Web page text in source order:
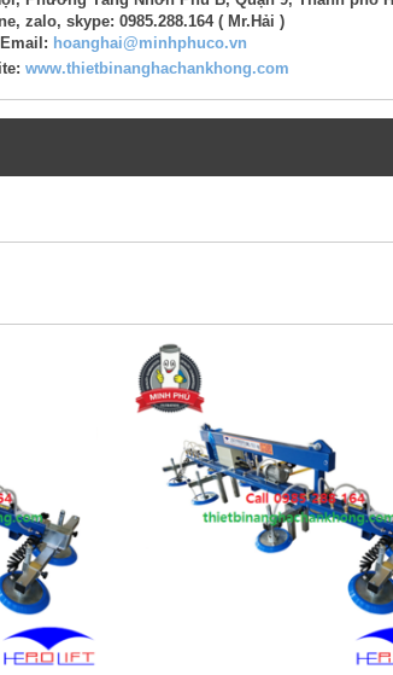
zalo, skype: 0985.288.164 ( Mr.Hải )
Email: hoanghai@minhphuco.vn
www.thietbinanghachankhong.com